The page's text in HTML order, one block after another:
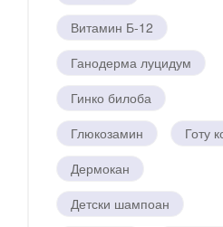
Витамин Б-12
Ганодерма луцидум
Гинко билоба
Глюкозамин
Готу
Дермокан
Детски шампоан